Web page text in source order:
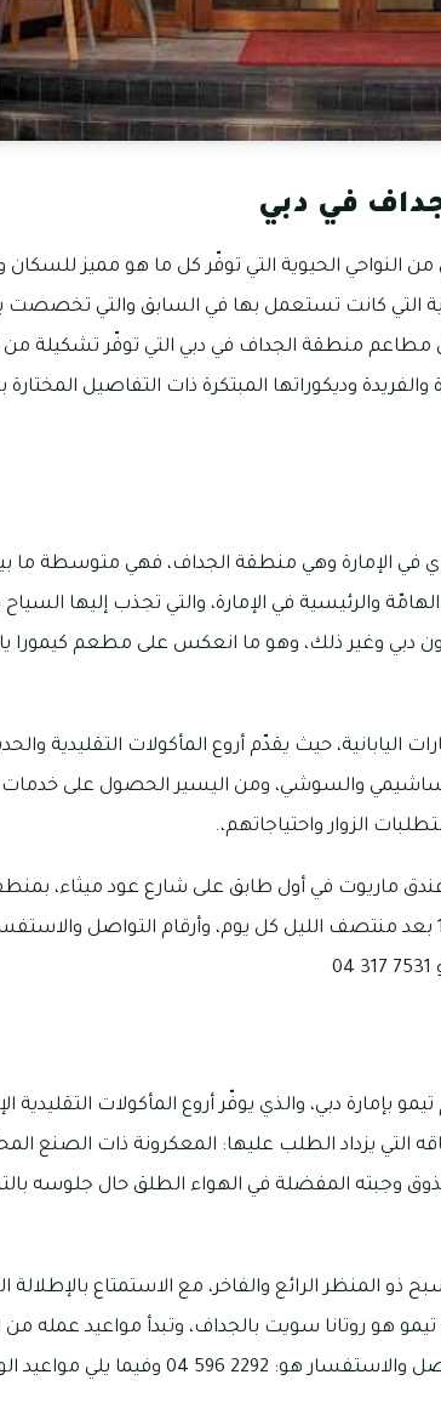
في دبي
الحيوية التي توفّر كل ما هو مميز للسكان
التي كانت تستعمل بها في السابق والتي تخصصت
مطاعم منطقة الجداف في دبي التي توفّر تشكيلة من
وديكوراتها المبتكرة ذات التفاصيل
في الإمارة وهي منطقة الجداف، فهي متوسطة ما
والرئيسية في الإمارة، والتي تجذب إليها
دبي وغير ذلك، وهو ما انعكس على مطعم كيمورا يا
اليابانية، حيث يقدّم أروع المأكولات التقليدية
والسوشي، ومن اليسير الحصول على خدمات
الزوار واحتياجاتهم،.
ماريوت في أول طابق على شارع عود ميثاء،
دبي، ويفتح المطعم من الساعة 12 ظهرًا إلى 1 بعد منتصف الليل كل يوم، وأرقام
دبي، والذي يوفّر أروع المأكولات التقليدية
التي يزداد الطلب عليها: المعكرونة ذات الصنع
وجبته المفضلة في الهواء الطلق حال جلوسه
ذو المنظر الرائع والفاخر، مع الاستمتاع بالإطلالة
إلى 11 صباحًا يوم الجمعة والسبت، ورقم التواصل والاستفسار هو: